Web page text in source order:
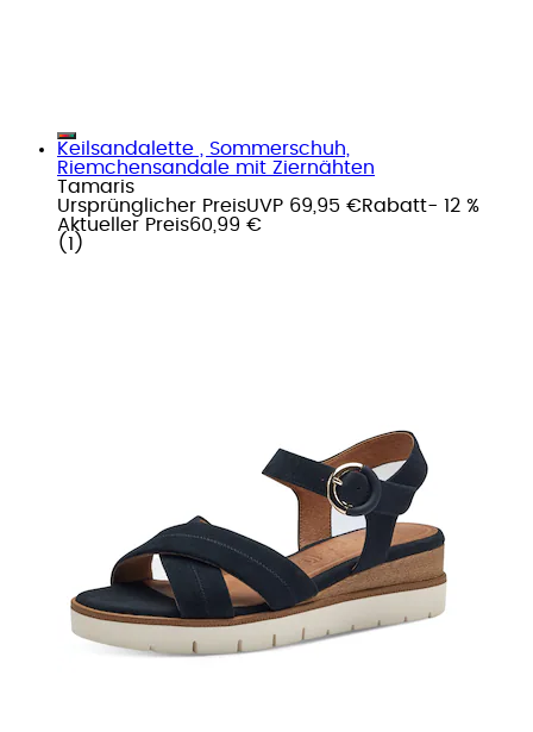
Keilsandalette , Sommerschuh,
Riemchensandale mit Ziernähten
Tamaris
Ursprünglicher PreisUVP 69,95 €Rabatt- 12 %
Aktueller Preis60,99 €
( 1 )